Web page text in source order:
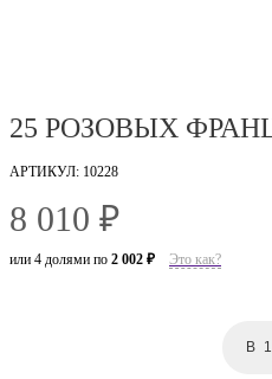
25 РОЗОВЫХ
АРТИКУЛ: 10228
8 010 ₽
или 4 долями по 2 002 ₽ Это как?
В